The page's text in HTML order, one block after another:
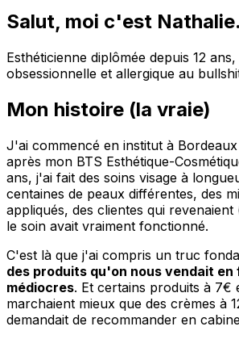
Salut, moi c'est Nathalie.
Esthéticienne diplômée depuis 12
obsessionnelle et allergique au
Mon histoire (la vraie)
J'ai commencé en institut à
après mon BTS Esthétique-
ans, j'ai fait des soins visage à
centaines de peaux différentes, des
appliqués, des clientes qui
le soin avait vraiment fonctionné.
C'est là que j'ai compris un truc
des produits qu'on nous vendait
médiocres. Et certains produits à 7€
marchaient mieux que des crèmes à
demandait de recommander en